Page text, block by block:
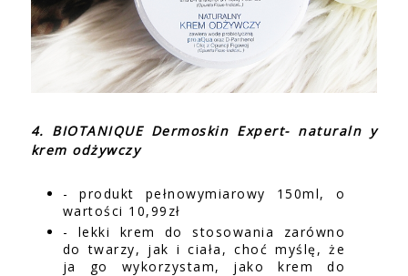
4. BIOTANIQUE Dermoskin Expert- naturaln y
krem odżywczy
- produkt pełnowymiarowy 150ml, o
wartości 10,99zł
- lekki krem do stosowania zarówno
do twarzy, jak i ciała, choć myślę, że
ja go wykorzystam, jako krem do